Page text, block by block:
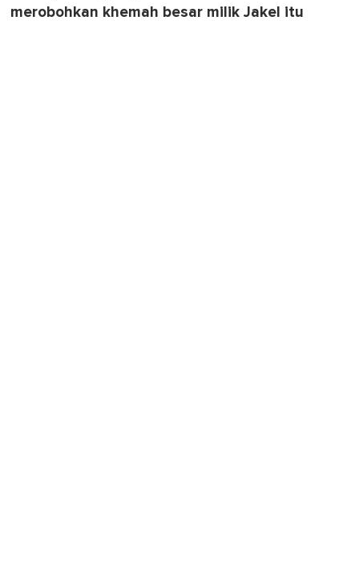
tmerobohkan khemah besar milik Jakel itu